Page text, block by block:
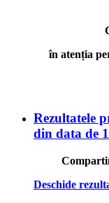
în atenția
Rezultatele
din data de
Deschide